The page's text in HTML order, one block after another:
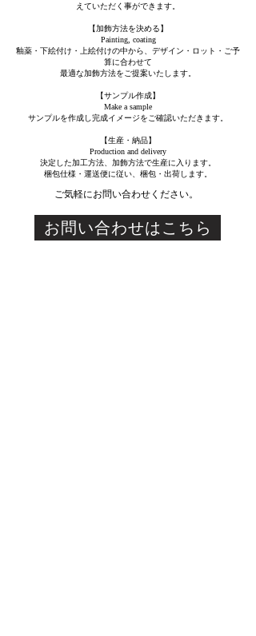
えていただく事ができます。
【加飾方法を決める】
Painting, coating
釉薬・下絵付け・上絵付けの中から、デザイン・ロット・ご予
算に合わせて
最適な加飾方法をご提案いたします。
【サンプル作成】
Make a sample
サンプルを作成し完成イメージをご確認いただきます。
【生産・納品】
Production and delivery
決定した加工方法、加飾方法で生産に入ります。
梱包仕様・運送便に従い、梱包・出荷します。
​ご気軽にお問い合わせください。
お問い合わせはこちら